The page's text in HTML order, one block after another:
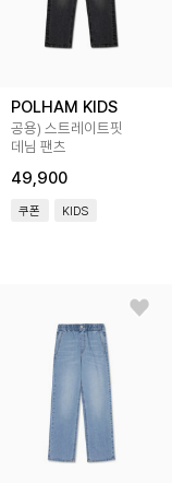
POLHAM KIDS
공용) 스트레이트핏
데님 팬츠
49,900
쿠폰 KIDS